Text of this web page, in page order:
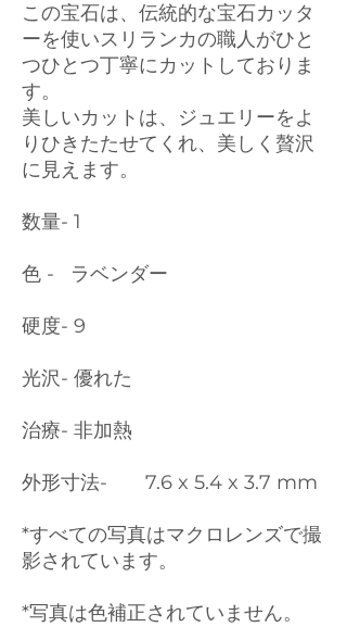
この宝石は、伝統的な宝石カッタ
ーを使いスリランカの職人がひと
つひとつ丁寧にカットしておりま
す。
美しいカットは、ジュエリーをよ
りひきたたせてくれ、美しく贅沢
に見えます。
数量- 1
色 - ラベンダー
硬度- 9
光沢- 優れた
治療- 非加熱
外形寸法- 7.6 x 5.4 x 3.7 mm
*すべての写真はマクロレンズで撮
影されています。
*写真は色補正されていません。